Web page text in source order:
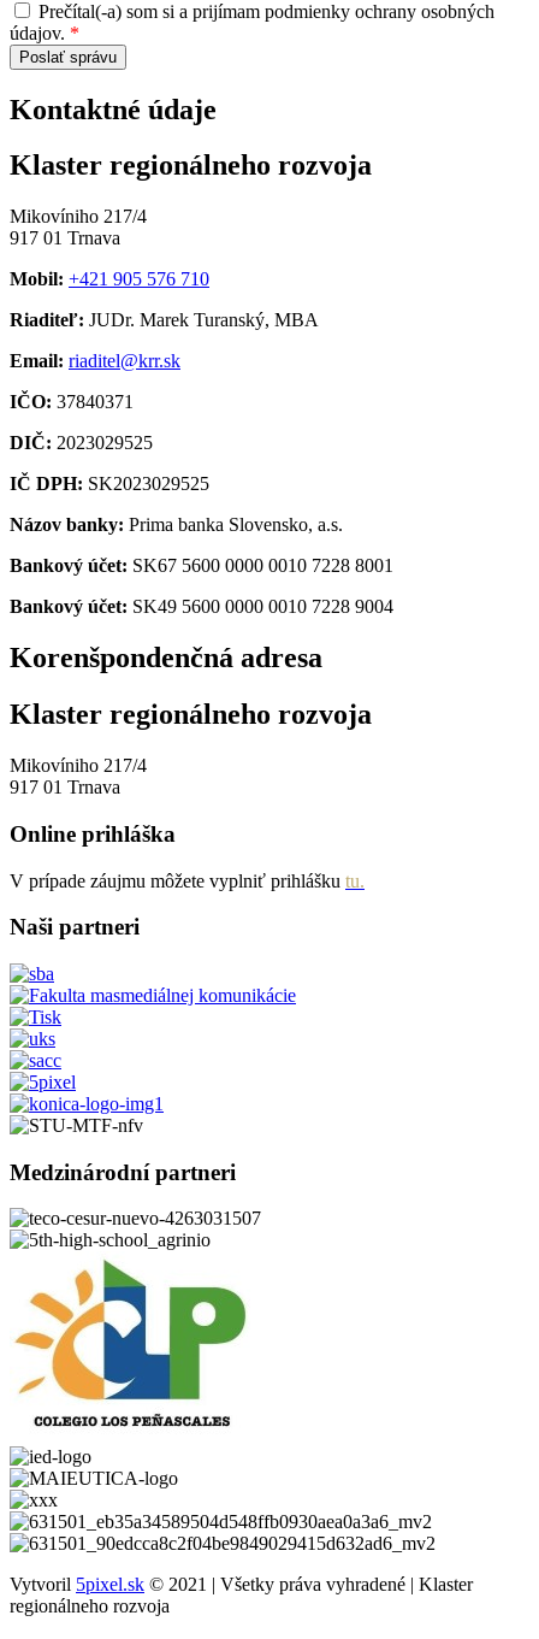
Prečítal(-a) som si a prijímam podmienky ochrany osobných
údajov. *
Poslať správu
Kontaktné údaje
Klaster regionálneho rozvoja
Mikovíniho 217/4
917 01 Trnava
Mobil: +421 905 576 710
Riaditeľ: JUDr. Marek Turanský, MBA
Email: riaditel@krr.sk
IČO: 37840371
DIČ: 2023029525
IČ DPH: SK2023029525
Názov banky: Prima banka Slovensko, a.s.
Bankový účet: SK67 5600 0000 0010 7228 8001
Bankový účet: SK49 5600 0000 0010 7228 9004
Korenšpondenčná adresa
Klaster regionálneho rozvoja
Mikovíniho 217/4
917 01 Trnava
Online prihláška
V prípade záujmu môžete vyplniť prihlášku tu.
Naši partneri
Medzinárodní partneri
Vytvoril 5pixel.sk © 2021 | Všetky práva vyhradené | Klaster
regionálneho rozvoja